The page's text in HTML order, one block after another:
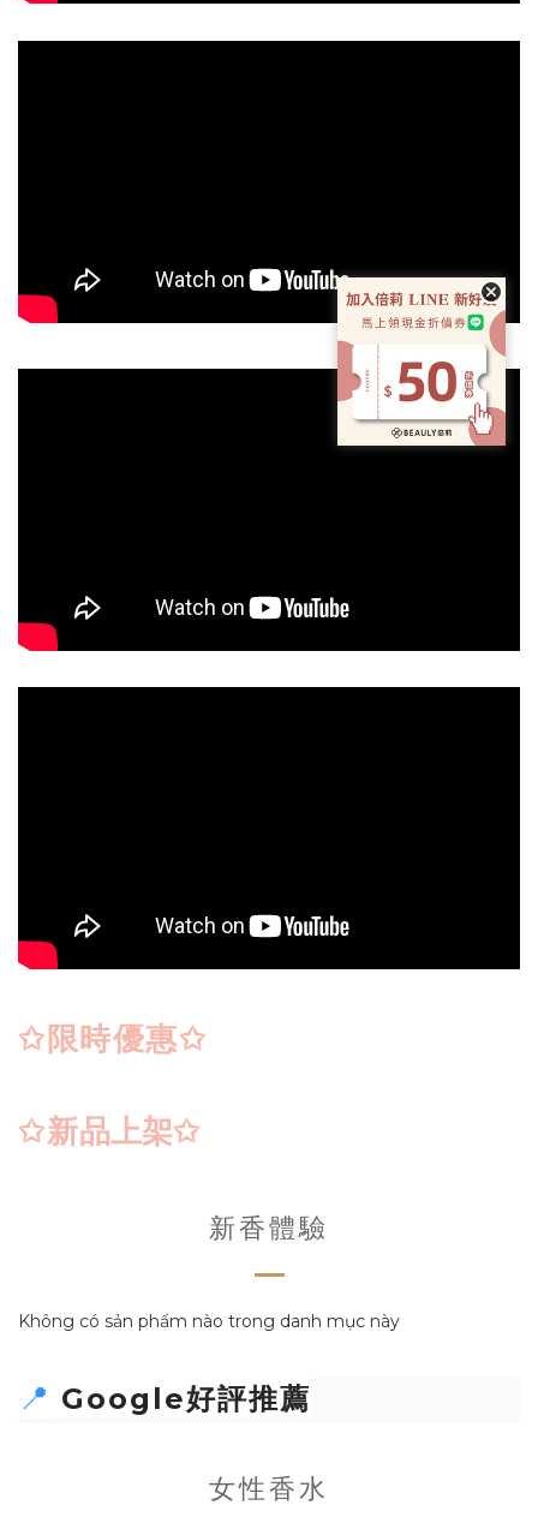
✩限時優惠✩
✩新品上架✩
新香體驗
Không có sản phẩm nào trong danh mục này
📍 Google好評推薦
女性香水